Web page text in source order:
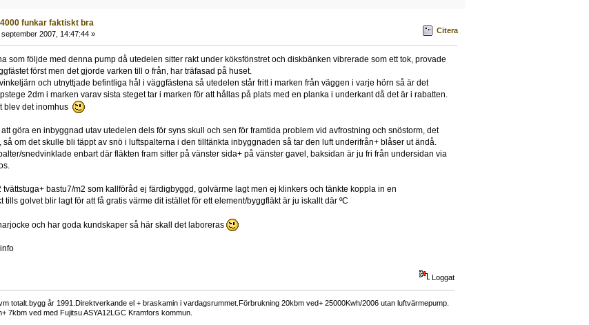
funkar faktiskt bra
september 2007, 14:47:44 » Citera
som följde med denna pump då utedelen sitter rakt under köksfönstret och diskbänken vibrerade som ett tok, provade
först men det gjorde varken till o från, har träfasad på huset.
och utnyttjade befintliga hål i väggfästena så utedelen står fritt i marken från väggen i varje hörn så är det
2dm i marken varav sista steget tar i marken för att hållas på plats med en planka i underkant då det är i rabatten.
blev det inomhus
göra en inbyggnad utav utedelen dels för syns skull och sen för framtida problem vid avfrostning och snöstorm, det
så om det skulle bli täppt av snö i luftspalterna i den tilltänkta inbyggnaden så tar den luft underifrån+ blåser ut ändå.
snedvinklade enbart där fläkten fram sitter på vänster sida+ på vänster gavel, baksidan är ju fri från undersidan via
bastu7/m2 som kallföråd ej färdigbyggd, golvärme lagt men ej klinkers och tänkte koppla in en
tills golvet blir lagt för att få gratis värme dit istället för ett element/byggfläkt är ju iskallt där ºC
och har goda kundskaper så här skall det laboreras
Loggat
totalt.bygg år 1991.Direktverkande el + braskamin i vardagsrummet.Förbrukning 20kbm ved+ 25000Kwh/2006 utan luftvärmepump.
7kbm ved med Fujitsu ASYA12LGC Kramfors kommun.